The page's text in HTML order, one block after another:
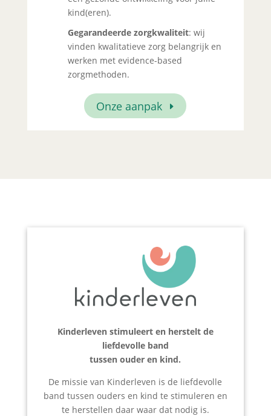
kind(eren).
Gegarandeerde zorgkwaliteit: wij
vinden kwalitatieve zorg belangrijk en
werken met evidence-based
zorgmethoden.
Onze aanpak
Kinderleven stimuleert en herstelt de
liefdevolle band
tussen ouder en kind.
De missie van Kinderleven is de liefdevolle
band tussen ouders en kind te stimuleren en
te herstellen daar waar dat nodig is.